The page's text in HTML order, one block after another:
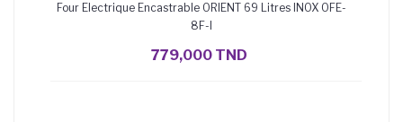
Four Electrique Encastrable ORIENT 69 Litres INOX OFE-
8F-I
779,000 TND
AJOUTER AU PANIER